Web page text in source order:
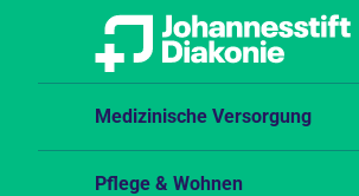
Medizinische Versorgung
Pflege & Wohnen